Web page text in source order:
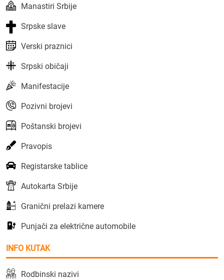
Manastiri Srbije
Srpske slave
Verski praznici
Srpski običaji
Manifestacije
Pozivni brojevi
Poštanski brojevi
Pravopis
Registarske tablice
Autokarta Srbije
Granični prelazi kamere
Punjači za električne automobile
INFO KUTAK
Rodbinski nazivi